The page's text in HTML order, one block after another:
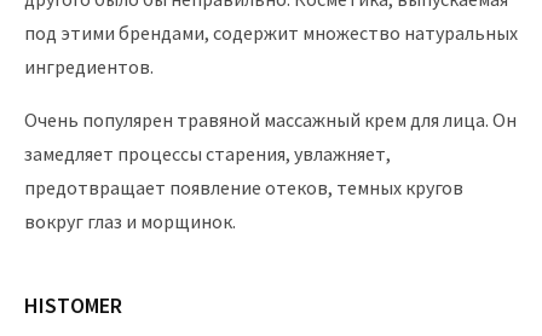
под этими брендами, содержит множество натуральных
ингредиентов.
Очень популярен травяной массажный крем для лица. Он
замедляет процессы старения, увлажняет,
предотвращает появление отеков, темных кругов
вокруг глаз и морщинок.
HISTOMER